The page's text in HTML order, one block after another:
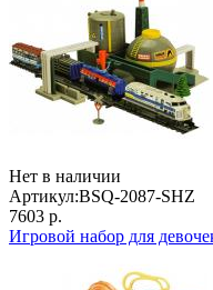
Нет в наличии
Артикул:BSQ-2087-SHZ
7603 р.
Игровой набор для